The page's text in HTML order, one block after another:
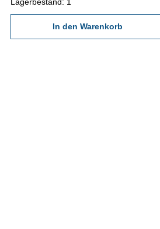
Hold-Taste - Datenausgang RB 5 -
Lieferung im Behältnis/Kasten (dient nur
zum Transport!) Genauigkeit 0,05 mm
Schnabellänge 90 mm Messbereich 300
Lagerbestand: 1
In den Warenkorb